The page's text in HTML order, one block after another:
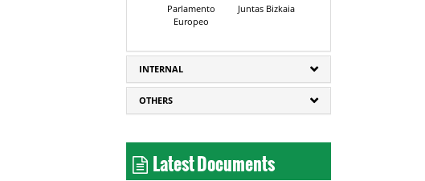
Parlamento
Europeo
Juntas Bizkaia
INTERNAL
OTHERS
Latest Documents